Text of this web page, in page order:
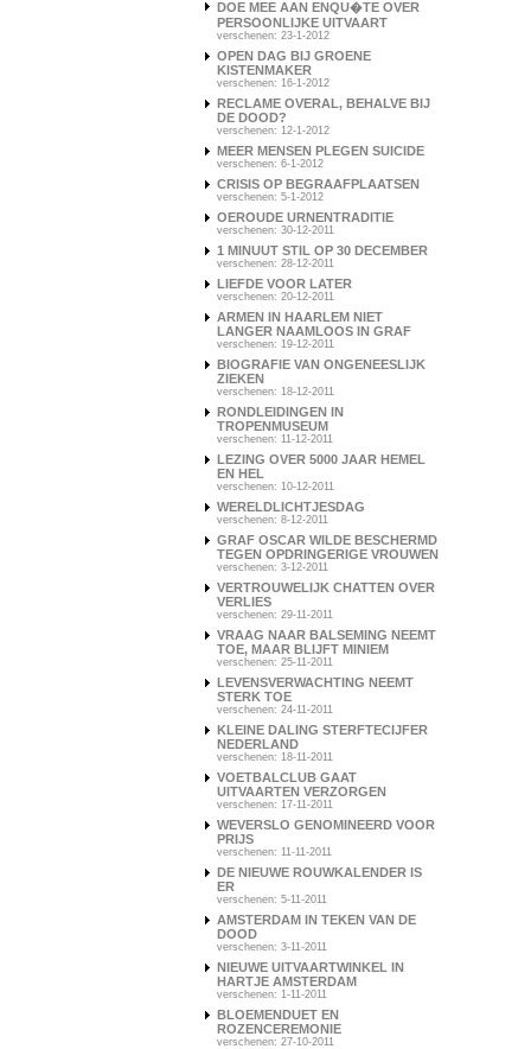
DOE MEE AAN ENQU�TE OVER
PERSOONLIJKE UITVAART
verschenen: 23-1-2012
OPEN DAG BIJ GROENE
KISTENMAKER
verschenen: 16-1-2012
RECLAME OVERAL, BEHALVE BIJ
DE DOOD?
verschenen: 12-1-2012
MEER MENSEN PLEGEN SUICIDE
verschenen: 6-1-2012
CRISIS OP BEGRAAFPLAATSEN
verschenen: 5-1-2012
OEROUDE URNENTRADITIE
verschenen: 30-12-2011
1 MINUUT STIL OP 30 DECEMBER
verschenen: 28-12-2011
LIEFDE VOOR LATER
verschenen: 20-12-2011
ARMEN IN HAARLEM NIET
LANGER NAAMLOOS IN GRAF
verschenen: 19-12-2011
BIOGRAFIE VAN ONGENEESLIJK
ZIEKEN
verschenen: 18-12-2011
RONDLEIDINGEN IN
TROPENMUSEUM
verschenen: 11-12-2011
LEZING OVER 5000 JAAR HEMEL
EN HEL
verschenen: 10-12-2011
WERELDLICHTJESDAG
verschenen: 8-12-2011
GRAF OSCAR WILDE BESCHERMD
TEGEN OPDRINGERIGE VROUWEN
verschenen: 3-12-2011
VERTROUWELIJK CHATTEN OVER
VERLIES
verschenen: 29-11-2011
VRAAG NAAR BALSEMING NEEMT
TOE, MAAR BLIJFT MINIEM
verschenen: 25-11-2011
LEVENSVERWACHTING NEEMT
STERK TOE
verschenen: 24-11-2011
KLEINE DALING STERFTECIJFER
NEDERLAND
verschenen: 18-11-2011
VOETBALCLUB GAAT
UITVAARTEN VERZORGEN
verschenen: 17-11-2011
WEVERSLO GENOMINEERD VOOR
PRIJS
verschenen: 11-11-2011
DE NIEUWE ROUWKALENDER IS
ER
verschenen: 5-11-2011
AMSTERDAM IN TEKEN VAN DE
DOOD
verschenen: 3-11-2011
NIEUWE UITVAARTWINKEL IN
HARTJE AMSTERDAM
verschenen: 1-11-2011
BLOEMENDUET EN
ROZENCEREMONIE
verschenen: 27-10-2011